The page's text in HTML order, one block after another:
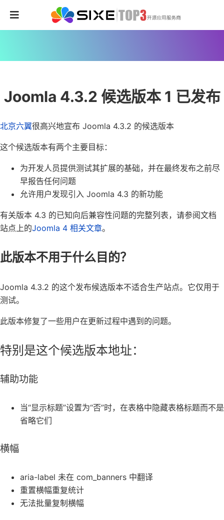
Joomla 4.3.2 候选版本 1 已发布
北京六翼很高兴地宣布 Joomla 4.3.2 的候选版本
这个候选版本有两个主要目标：
为开发人员提供测试其扩展的基础，并在最终发布之前尽
早报告任何问题
允许用户发现引入 Joomla 4.3 的新功能
有关版本 4.3 的已知向后兼容性问题的完整列表，请参阅文档
站点上的Joomla 4 相关文章。
此版本不用于什么目的？
Joomla 4.3.2 的这个发布候选版本不适合生产站点。它仅用于
测试。
此版本修复了一些用户在更新过程中遇到的问题。
特别是这个候选版本地址：
辅助功能
当“显示标题”设置为“否”时，在表格中隐藏表格标题而不是
省略它们
横幅
aria-label 未在 com_banners 中翻译
重置横幅重复统计
无法批量复制横幅